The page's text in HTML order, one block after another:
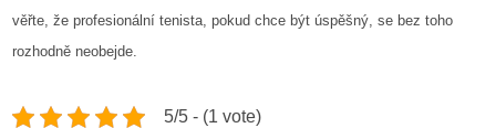
věřte, že profesionální tenista, pokud chce být úspěšný, se bez toho
rozhodně neobejde.
5/5 - (1 vote)